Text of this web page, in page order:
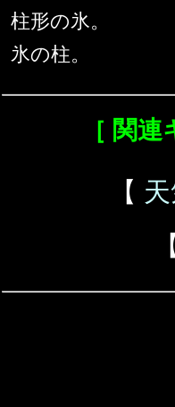
柱形の氷。
氷の柱。
［ 関連
【
【